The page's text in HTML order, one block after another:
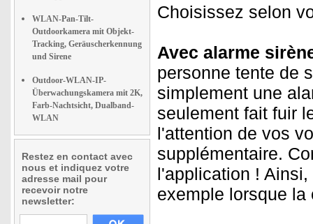
WLAN-Pan-Tilt-
Outdoorkamera mit Objekt-
Tracking, Geräuscherkennung
und Sirene
Outdoor-WLAN-IP-
Überwachungskamera mit 2K,
Farb-Nachtsicht, Dualband-
WLAN
Restez en contact avec
nous et indiquez votre
adresse mail pour
recevoir notre
newsletter:
Choisissez selon
Avec alarme
personne tente de
simplement une
seulement fait fuir
l'attention de vos
supplémentaire.
l'application !
exemple lorsque la